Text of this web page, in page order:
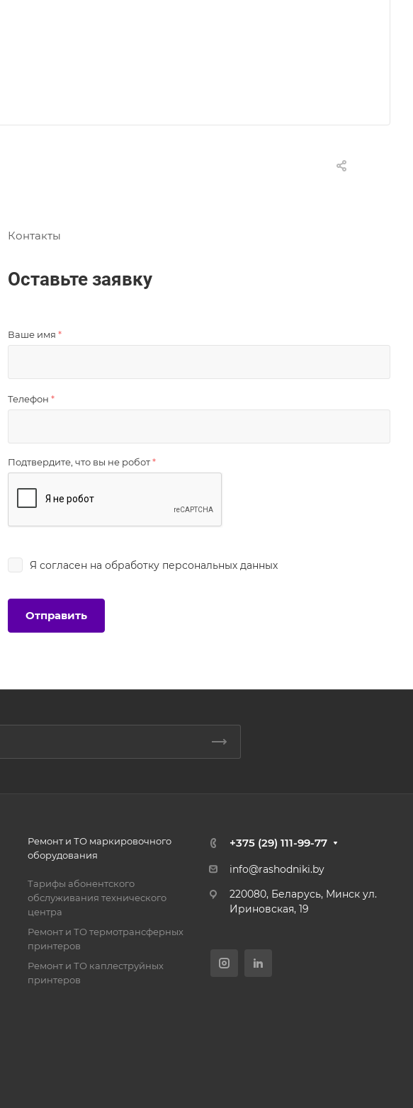
Контакты
Оставьте заявку
Ваше имя *
Телефон *
Подтвердите, что вы не робот*
Я согласен на обработку персональных данных
Ремонт и ТО маркировочного
оборудования
Тарифы абонентского
обслуживания технического
центра
Ремонт и ТО термотрансферных
принтеров
Ремонт и ТО каплеструйных
принтеров
+375 (29) 111-99-77
info@rashodniki.by
220080, Беларусь, Минск ул.
Ириновская, 19